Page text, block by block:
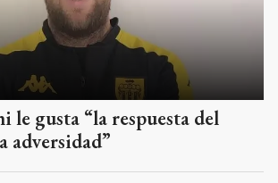
le gusta “la respuesta del
adversidad”